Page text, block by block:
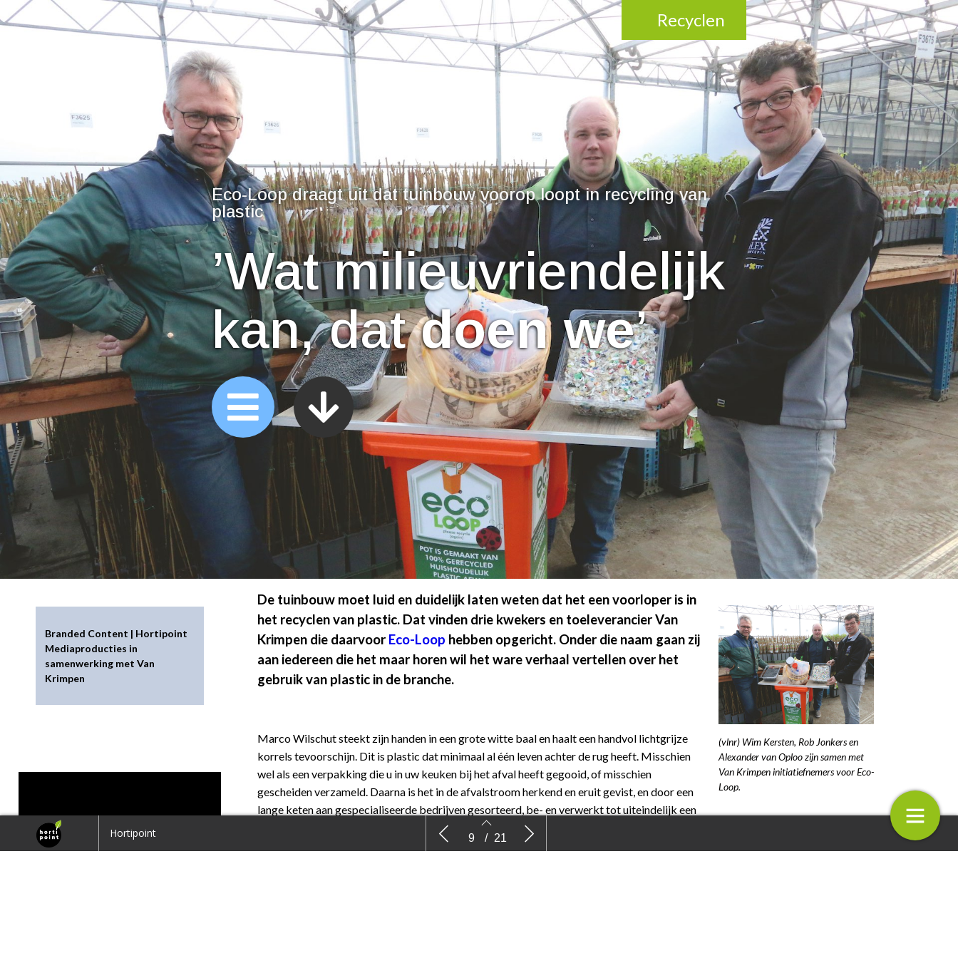
van Marco Maasse VBW
Branded Content: Wat
milieuvriendelijk kan, doen we
Branded Content: Voor ieders
Hortipoint 9 / 21
Recyclen
Eco-Loop draagt uit dat tuinbouw voorop loopt in recycling van
plastic
’Wat milieuvriendelijk
kan, datdoen we’
Branded Content | Hortipoint
Mediaproducties in
samenwerking met Van
Krimpen
De tuinbouw moet luid en duidelijk laten weten dat het een voorloper is in
het recyclen van plastic. Dat vinden drie kwekers en toeleverancier Van
Krimpen die daarvoor Eco-Loop hebben opgericht. Onder die naam gaan zij
aan iedereen die het maar horen wil het ware verhaal vertellen over het
gebruik van plastic in de branche.
Marco Wilschut steekt zijn handen in een grote witte baal en haalt een handvol lichtgrijze
korrels tevoorschijn. Dit is plastic dat minimaal al één leven achter de rug heeft. Misschien
wel als een verpakking die u in uw keuken bij het afval heeft gegooid, of misschien
gescheiden verzameld. Daarna is het in de afvalstroom herkend en eruit gevist, en door een
lange keten aan gespecialiseerde bedrijven gesorteerd, be- en verwerkt tot uiteindelijk een
baal met miljoenen grijze bolletjes. Daarvan maakt Van Krimpen in Standdaarbuiten weer
(vlnr) Wim Kersten, Rob Jonkers en
Alexander van Oploo zijn samen met
Van Krimpen initiatiefnemers voor Eco-
Loop.